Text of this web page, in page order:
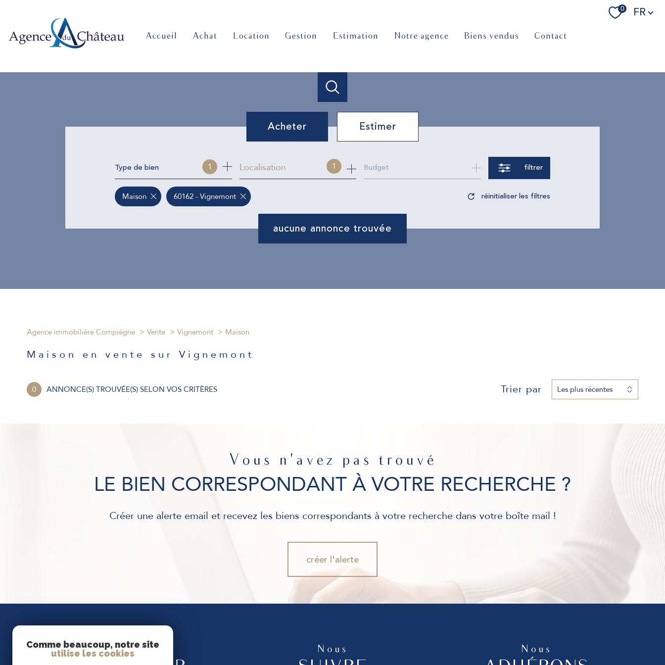
0 Langue
FR
accueil achat location gestion estimation notre agence biens vendus contact
Acheter Estimer
Type de bien 1 1
Localisation Budget filtrer
aucune annonce trouvée
Maison 60162 - Vignemont réinitialiser les filtres
Agence immobilière Compiègne Vente Vignemont Maison
Maison en vente sur Vignemont
0 ANNONCE(S) TROUVÉE(S) SELON VOS CRITÈRES Trier par Les plus récentes
Vous n'avez pas trouvé
LE BIEN CORRESPONDANT À VOTRE RECHERCHE ?
Créer une alerte email et recevez les biens correspondants à votre recherche dans votre boîte mail !
créer l'alerte
Se Nous Nous
Comme beaucoup, notre site
utilise les cookies